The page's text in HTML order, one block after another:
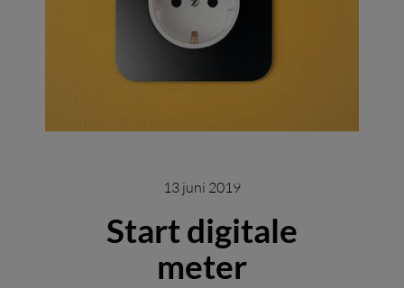
13 juni 2019
Start digitale
meter